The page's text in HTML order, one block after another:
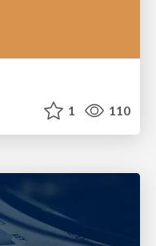
1 110